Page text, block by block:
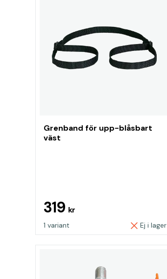
Grenband för upp-blåsbart
väst
319 kr
1 variant Ej i lager